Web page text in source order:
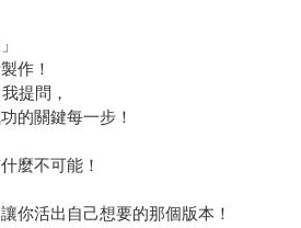
作！
提問，
的關鍵每一步！
麼不可能！
你活出自己想要的那個版本！